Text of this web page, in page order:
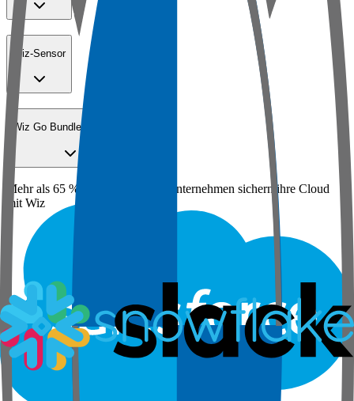
Wiz-Sensor
Wiz Go Bundle für KMUs
Mehr als 65 % der Fortune-100-Unternehmen sichern ihre Cloud
mit Wiz
Schritt 1 von 3